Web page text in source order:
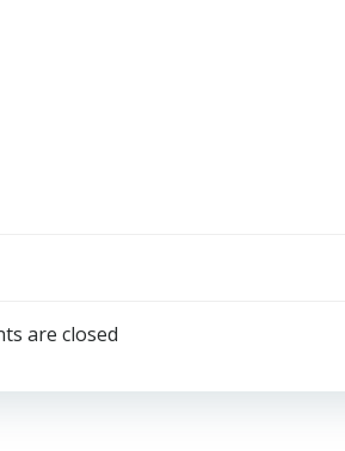
navigation
are closed